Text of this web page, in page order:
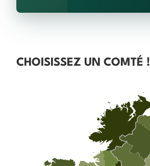
CHOISISSEZ UN COMTÉ !